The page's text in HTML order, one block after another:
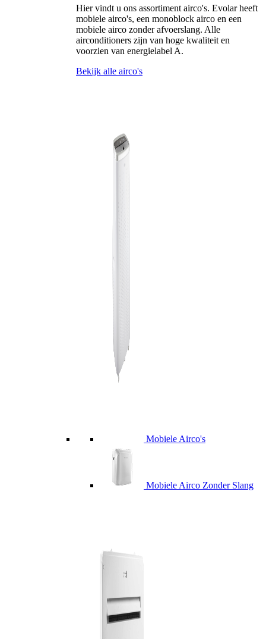
Hier vindt u ons assortiment airco's. Evolar heeft
mobiele airco's, een monoblock airco en een
mobiele airco zonder afvoerslang. Alle
airconditioners zijn van hoge kwaliteit en
voorzien van energielabel A.
Bekijk alle airco's
Mobiele Airco's
Mobiele Airco Zonder Slang